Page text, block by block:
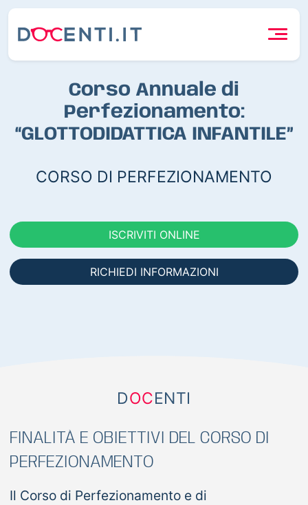
Corso Annuale di
Perfezionamento:
“GLOTTODIDATTICA INFANTILE”
CORSO DI PERFEZIONAMENTO
ISCRIVITI ONLINE
RICHIEDI INFORMAZIONI
DOCENTI
FINALITÀ E OBIETTIVI DEL CORSO DI
PERFEZIONAMENTO
Il Corso di Perfezionamento e di